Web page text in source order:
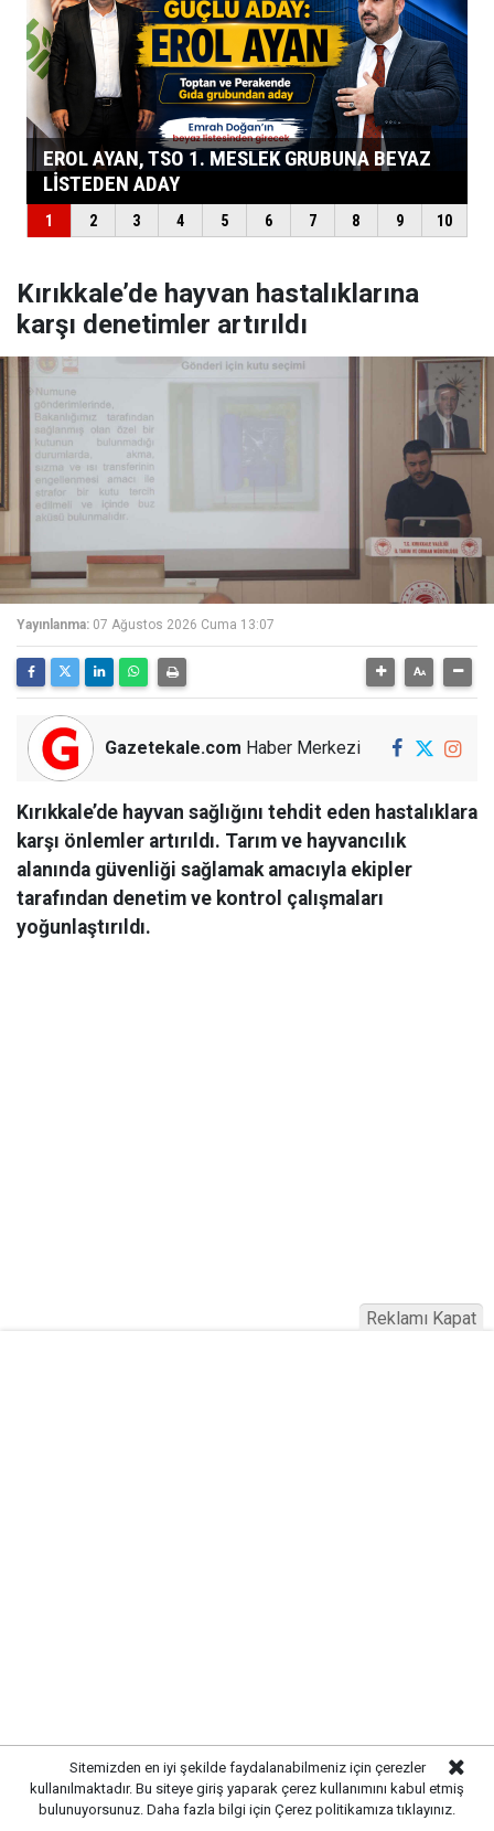
Kırıkkale’de hayvan hastalıklarına
karşı denetimler artırıldı
Yayınlanma: 07 Ağustos 2026 Cuma 13:07
Gazetekale.com Haber Merkezi
Kırıkkale’de hayvan sağlığını tehdit eden hastalıklara
karşı önlemler artırıldı. Tarım ve hayvancılık
alanında güvenliği sağlamak amacıyla ekipler
tarafından denetim ve kontrol çalışmaları
yoğunlaştırıldı.
Yürütülen çalışmalar kapsamında işletmelerde sağlık
kontrolleri gerçekleştirilirken, yetiştiricilere
hastalıklarla mücadele konusunda bilgilendirmelerde
Sitemizden en iyi şekilde faydalanabilmeniz için çerezler
kullanılmaktadır. Bu siteye giriş yaparak çerez kullanımını kabul etmiş
bulunuyorsunuz. Daha fazla bilgi için Çerez politikamıza tıklayınız.
Reklamı Kapat